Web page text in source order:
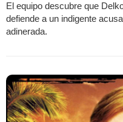
El equipo descubre que
defiende a un indigente
adinerada.